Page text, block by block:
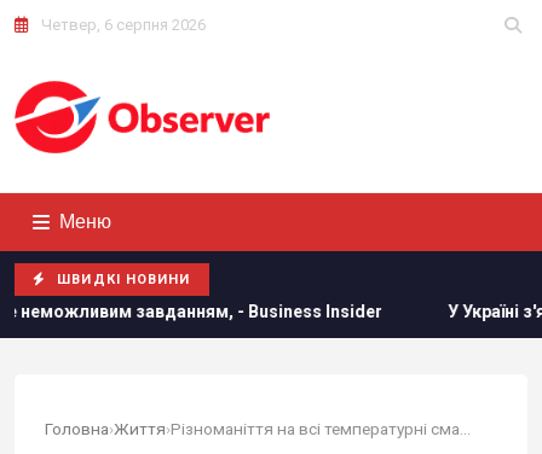
Четвер, 6 серпня 2026
Меню
ШВИДКІ НОВИНИ
- Business Insider У Україні з'явиться нове свято:
Головна›Життя›